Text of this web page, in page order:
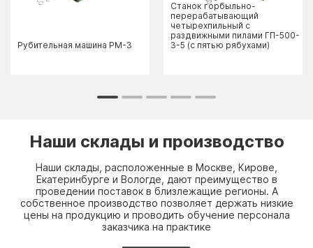
Рубительная машина РМ-3
Станок горбыльно-
перерабатывающий
четырехпильный с
раздвижными пилами ГП-500-
3-5 (с пятью рябухами)
Наши склады и производство
Наши склады, расположенные в Москве, Кирове,
Екатеринбурге и Вологде, дают преимущество в
проведении поставок в близлежащие регионы. А
собственное производство позволяет держать низкие
цены на продукцию и проводить обучение персонала
заказчика на практике